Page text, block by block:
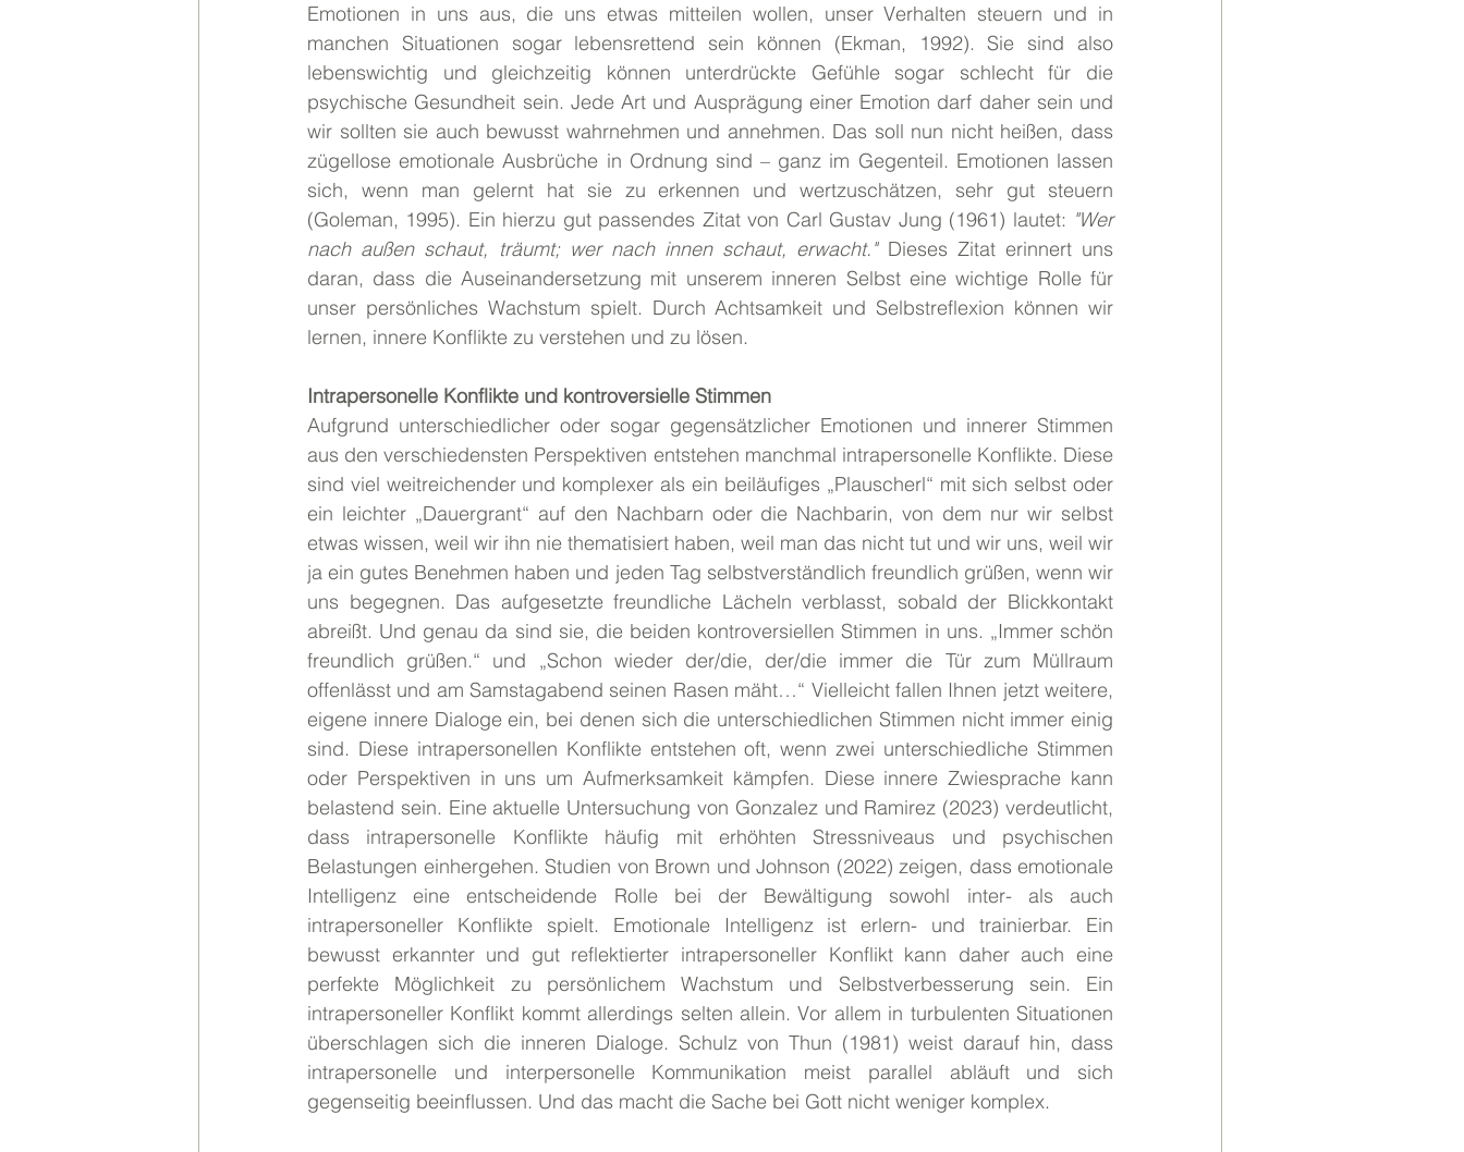
Emotionen in uns aus, die uns etwas mitteilen wollen, unser Verhalten steuern und in
manchen Situationen sogar lebensrettend sein können (Ekman, 1992). Sie sind also
lebenswichtig und gleichzeitig können unterdrückte Gefühle sogar schlecht für die
psychische Gesundheit sein. Jede Art und Ausprägung einer Emotion darf daher sein und
wir sollten sie auch bewusst wahrnehmen und annehmen. Das soll nun nicht heißen, dass
zügellose emotionale Ausbrüche in Ordnung sind – ganz im Gegenteil. Emotionen lassen
sich, wenn man gelernt hat sie zu erkennen und wertzuschätzen, sehr gut steuern
(Goleman, 1995). Ein hierzu gut passendes Zitat von Carl Gustav Jung (1961) lautet: "Wer
nach außen schaut, träumt; wer nach innen schaut, erwacht." Dieses Zitat erinnert uns
daran, dass die Auseinandersetzung mit unserem inneren Selbst eine wichtige Rolle für
unser persönliches Wachstum spielt. Durch Achtsamkeit und Selbstreflexion können wir
lernen, innere Konflikte zu verstehen und zu lösen.
Intrapersonelle Konflikte und kontroversielle Stimmen
Aufgrund unterschiedlicher oder sogar gegensätzlicher Emotionen und innerer Stimmen
aus den verschiedensten Perspektiven entstehen manchmal intrapersonelle Konflikte. Diese
sind viel weitreichender und komplexer als ein beiläufiges „Plauscherl“ mit sich selbst oder
ein leichter „Dauergrant“ auf den Nachbarn oder die Nachbarin, von dem nur wir selbst
etwas wissen, weil wir ihn nie thematisiert haben, weil man das nicht tut und wir uns, weil wir
ja ein gutes Benehmen haben und jeden Tag selbstverständlich freundlich grüßen, wenn wir
uns begegnen. Das aufgesetzte freundliche Lächeln verblasst, sobald der Blickkontakt
abreißt. Und genau da sind sie, die beiden kontroversiellen Stimmen in uns. „Immer schön
freundlich grüßen.“ und „Schon wieder der/die, der/die immer die Tür zum Müllraum
offenlässt und am Samstagabend seinen Rasen mäht…“ Vielleicht fallen Ihnen jetzt weitere,
eigene innere Dialoge ein, bei denen sich die unterschiedlichen Stimmen nicht immer einig
sind. Diese intrapersonellen Konflikte entstehen oft, wenn zwei unterschiedliche Stimmen
oder Perspektiven in uns um Aufmerksamkeit kämpfen. Diese innere Zwiesprache kann
belastend sein. Eine aktuelle Untersuchung von Gonzalez und Ramirez (2023) verdeutlicht,
dass intrapersonelle Konflikte häufig mit erhöhten Stressniveaus und psychischen
Belastungen einhergehen. Studien von Brown und Johnson (2022) zeigen, dass emotionale
Intelligenz eine entscheidende Rolle bei der Bewältigung sowohl inter- als auch
intrapersoneller Konflikte spielt. Emotionale Intelligenz ist erlern- und trainierbar. Ein
bewusst erkannter und gut reflektierter intrapersoneller Konflikt kann daher auch eine
perfekte Möglichkeit zu persönlichem Wachstum und Selbstverbesserung sein. Ein
intrapersoneller Konflikt kommt allerdings selten allein. Vor allem in turbulenten Situationen
überschlagen sich die inneren Dialoge. Schulz von Thun (1981) weist darauf hin, dass
intrapersonelle und interpersonelle Kommunikation meist parallel abläuft und sich
gegenseitig beeinflussen. Und das macht die Sache bei Gott nicht weniger komplex.